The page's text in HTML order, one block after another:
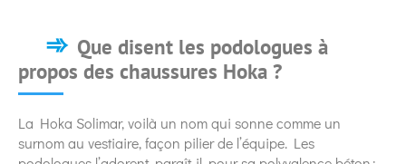
Que disent les podologues à
propos des chaussures Hoka ?
La Hoka Solimar, voilà un nom qui sonne comme un
surnom au vestiaire, façon pilier de l’équipe. Les